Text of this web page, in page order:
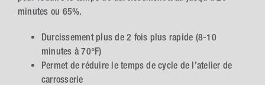
minutes ou 65%.
Durcissement plus de 2 fois plus rapide (8-10
minutes à 70°F)
Permet de réduire le temps de cycle de l’atelier de
carrosserie